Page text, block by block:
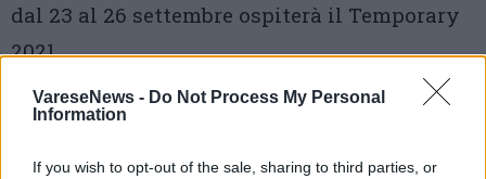
VareseNews - Do Not Process My Personal
Information
If you wish to opt-out of the sale, sharing to third parties, or
dal 23 al 26 settembre ospiterà il Temporary
2021
banca widiba
varese design week